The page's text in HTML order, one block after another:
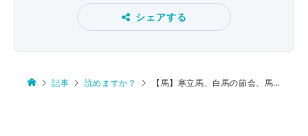
シェアする
記事 読めますか？ 【馬】寒立馬、白馬の節会、馬庭駅、馬喰町駅、馬路駅